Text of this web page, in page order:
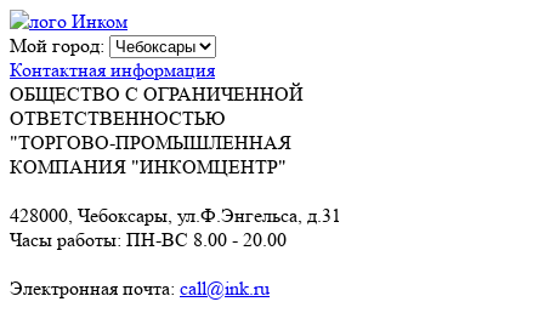
Мой город:
Контактная информация
ОБЩЕСТВО С ОГРАНИЧЕННОЙ
ОТВЕТСТВЕННОСТЬЮ
"ТОРГОВО-ПРОМЫШЛЕННАЯ
КОМПАНИЯ "ИНКОМЦЕНТР"
428000, Чебоксары, ул.Ф.Энгельса, д.31
Часы работы: ПН-ВС 8.00 - 20.00
Электронная почта: call@ink.ru